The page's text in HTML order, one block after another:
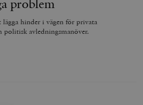
problem
lägga hinder i vägen för privata
politisk avledningsmanöver.